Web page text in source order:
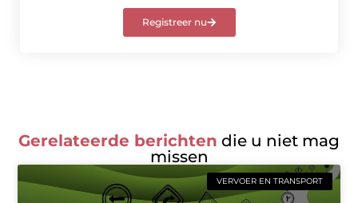
Registreer nu
Gerelateerde berichten die u niet mag
missen
VERVOER EN TRANSPORT